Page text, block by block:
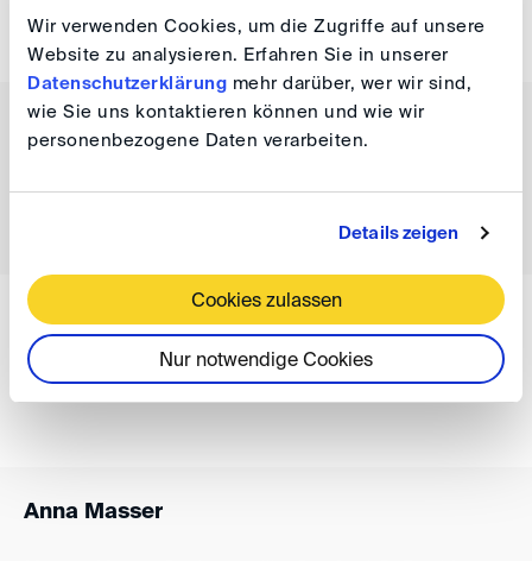
Wir verwenden Cookies, um die Zugriffe auf unsere
Website zu analysieren. Erfahren Sie in unserer
Datenschutzerklärung mehr darüber, wer wir sind,
wie Sie uns kontaktieren können und wie wir
personenbezogene Daten verarbeiten.
Details zeigen
Cookies zulassen
Nur notwendige Cookies
Prof. Dr. Lars Markert
Nishimura & Asahi, Tokyo
Anna Masser